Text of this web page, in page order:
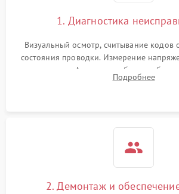
1. Диагностика
Визуальный осмотр, считывание
состояния проводки. Измерение
колодке. Анализ жалоб на
конвекцией, панелью управления или
Подробнее
2. Демонтаж и